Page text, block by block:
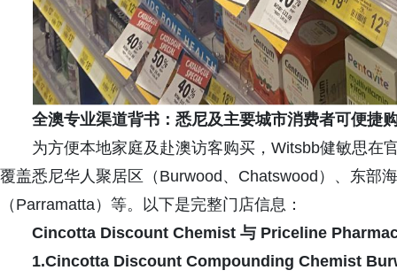
全澳专业渠道背书：悉尼及主要城市消费者可便捷
为方便本地家庭及赴澳访客购买，Witsbb健敏思在
覆盖悉尼华人聚居区（Burwood、Chatswood）、东部
（Parramatta）等。以下是完整门店信息：
Cincotta Discount Chemist 与 Priceline
1.Cincotta Discount Compounding Chemist